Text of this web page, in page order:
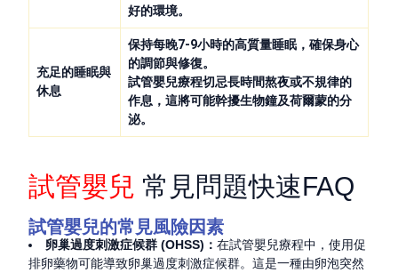
好的環境。
充足的睡眠與
休息
保持每晚7-9小時的高質量睡眠 ，確保身心
的調節與修復。
試管嬰兒療程切忌長時間熬夜或不規律的
作息，這將可能幹擾生物鐘及荷爾蒙的分
泌。
試管嬰兒 常見問題快速FAQ
試管嬰兒的常見風險因素
卵巢過度刺激症候群 (OHSS)：在試管嬰兒療程中，使用促
排卵藥物可能導致卵巢過度刺激症候群。這是一種由卵泡突然